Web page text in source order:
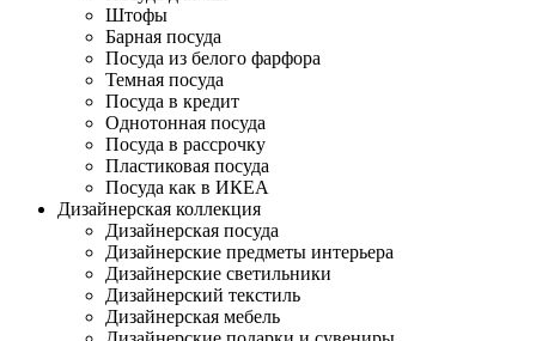
Штофы
Барная посуда
Посуда из белого фарфора
Темная посуда
Посуда в кредит
Однотонная посуда
Посуда в рассрочку
Пластиковая посуда
Посуда как в ИКЕА
Дизайнерская коллекция
Дизайнерская посуда
Дизайнерские предметы интерьера
Дизайнерские светильники
Дизайнерский текстиль
Дизайнерская мебель